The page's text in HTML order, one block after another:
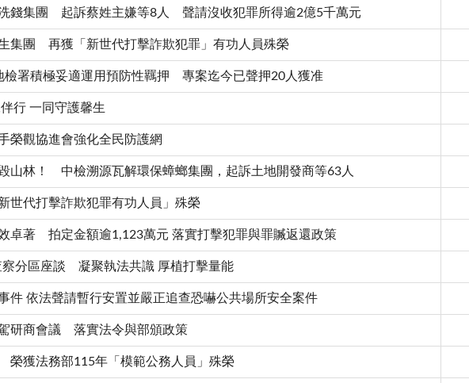
錢集團 起訴蔡姓主嫌等8人 聲請沒收犯罪所得逾2億5千萬元
集團 再獲「新世代打擊詐欺犯罪」有功人員殊榮
署積極妥適運用預防性羈押 專案迄今已聲押20人獲准
行 一同守護馨生
榮觀協進會強化全民防護網
山林！ 中檢溯源瓦解環保蟑螂集團，起訴土地開發商等63人
代打擊詐欺犯罪有功人員」殊榮
卓著 拍定金額逾1,123萬元 落實打擊犯罪與罪贓返還政策
分區座談 凝聚執法共識 厚植打擊量能
件 依法聲請暫行安置並嚴正追查恐嚇公共場所安全案件
研商會議 落實法令與部頒政策
獲法務部115年「模範公務人員」殊榮